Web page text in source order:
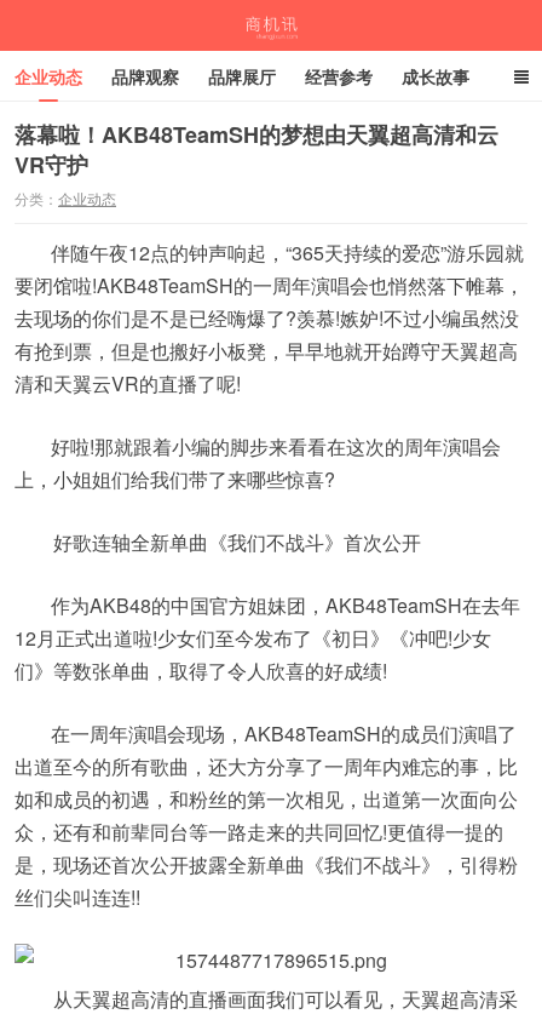
企业动态 品牌观察 品牌展厅 经营参考 成长故事
深度观察 伙伴计划
落幕啦！AKB48TeamSH的梦想由天翼超高清和云
VR守护
分类： 企业动态
伴随午夜12点的钟声响起，“365天持续的爱恋”游乐园就
要闭馆啦!AKB48TeamSH的一周年演唱会也悄然落下帷幕，
去现场的你们是不是已经嗨爆了?羡慕!嫉妒!不过小编虽然没
有抢到票，但是也搬好小板凳，早早地就开始蹲守天翼超高
清和天翼云VR的直播了呢!
好啦!那就跟着小编的脚步来看看在这次的周年演唱会
上，小姐姐们给我们带了来哪些惊喜?
好歌连轴全新单曲《我们不战斗》首次公开
作为AKB48的中国官方姐妹团，AKB48TeamSH在去年
12月正式出道啦!少女们至今发布了《初日》《冲吧!少女
们》等数张单曲，取得了令人欣喜的好成绩!
在一周年演唱会现场，AKB48TeamSH的成员们演唱了
出道至今的所有歌曲，还大方分享了一周年内难忘的事，比
如和成员的初遇，和粉丝的第一次相见，出道第一次面向公
众，还有和前辈同台等一路走来的共同回忆!更值得一提的
是，现场还首次公开披露全新单曲《我们不战斗》，引得粉
丝们尖叫连连!!
从天翼超高清的直播画面我们可以看见，天翼超高清采